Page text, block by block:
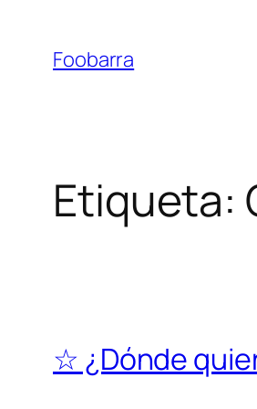
contenido
Foobarra
Etiqueta:
☆ ¿Dónde